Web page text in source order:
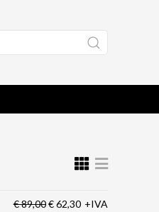
€ 89,00€ 62,30 +IVA